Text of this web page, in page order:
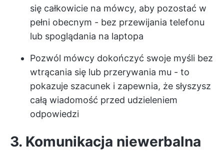
się całkowicie na mówcy, aby pozostać w
pełni obecnym - bez przewijania telefonu
lub spoglądania na laptopa
Pozwól mówcy dokończyć swoje myśli bez
wtrącania się lub przerywania mu - to
pokazuje szacunek i zapewnia, że słyszysz
całą wiadomość przed udzieleniem
odpowiedzi
3. Komunikacja niewerbalna